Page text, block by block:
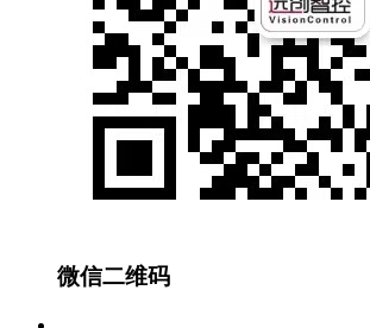
微信二维码